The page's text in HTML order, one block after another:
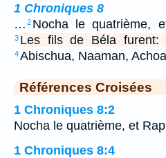
1 Chroniques 8
… 2 Nocha le quatrième,
3 Les fils de Béla furent:
4Abischua, Naaman,
Références Croisées
1 Chroniques 8:2
Nocha le quatrième, et
1 Chroniques 8:4